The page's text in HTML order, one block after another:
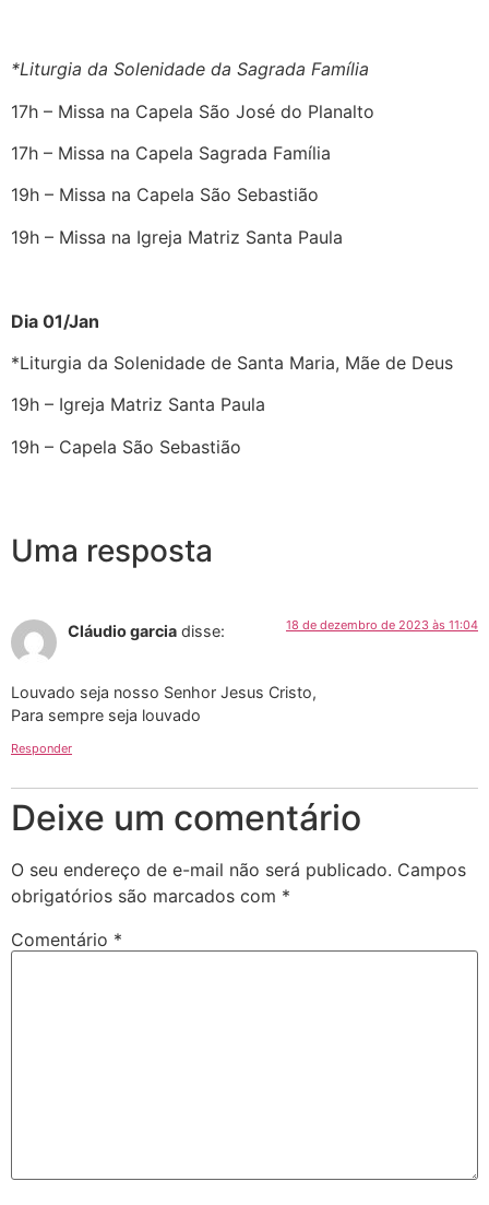
*Liturgia da Solenidade da Sagrada Família
17h – Missa na Capela São José do Planalto
17h – Missa na Capela Sagrada Família
19h – Missa na Capela São Sebastião
19h – Missa na Igreja Matriz Santa Paula
Dia 01/Jan
*Liturgia da Solenidade de Santa Maria, Mãe de Deus
19h – Igreja Matriz Santa Paula
19h – Capela São Sebastião
Uma resposta
Cláudio garcia disse: 18 de dezembro de 2023 às 11:04
Louvado seja nosso Senhor Jesus Cristo,
Para sempre seja louvado
Responder
Deixe um comentário
O seu endereço de e-mail não será publicado. Campos
obrigatórios são marcados com *
Comentário *